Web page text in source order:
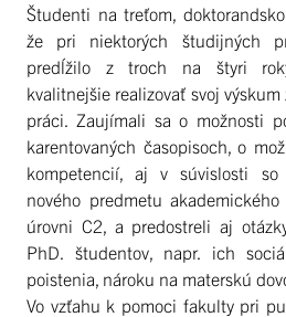
Študenti na treťom,
že pri niektorých študijných
predĺžilo z troch na štyri
kvalitnejšie realizovať svoj
práci. Zaujímali sa o možnosti
karentovaných časopisoch, o
kompetencií, aj v súvislosti so
nového predmetu
úrovni C2, a predostreli aj
PhD. študentov, napr. ich
poistenia, nároku na materskú
Vo vzťahu k pomoci fakulty pri